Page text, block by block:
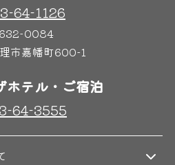
ご宿泊
64-1126
0084
市嘉幡町600-1
ホテル・ご宿泊
64-3555